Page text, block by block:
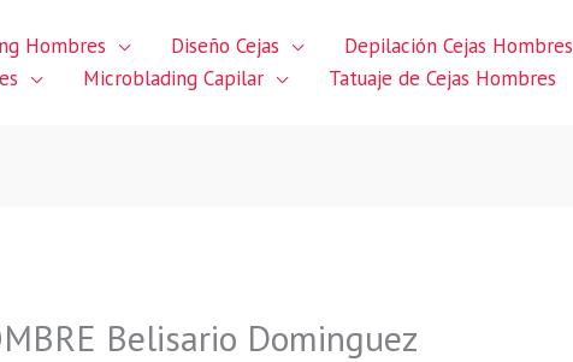
Hombres Diseño Cejas Depilación Cejas Hombres
Microblading Capilar Tatuaje de Cejas Hombres
Belisario Dominguez